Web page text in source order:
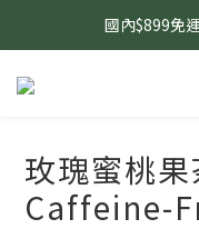
國內$899免
國內$899免
訂單滿
玫瑰蜜桃
Caffeine-